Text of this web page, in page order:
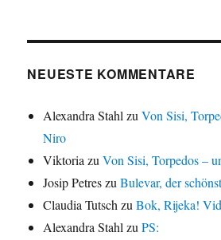
NEUESTE KOMMENTARE
Alexandra Stahl zuVon Sisi,
Niro
Viktoria zuVon Sisi, Torpedos –
Josip PetreszuBulevar, der
Claudia Tutsch zuBok, Rijeka!
Alexandra Stahl zuPS: